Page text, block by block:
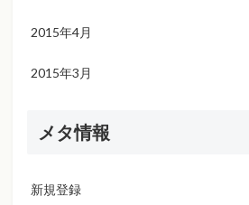
2015年4月
2015年3月
メタ情報
新規登録